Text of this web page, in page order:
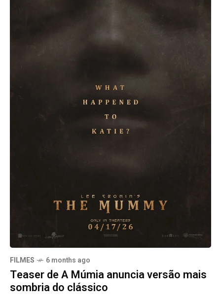
FILMES 6 months ago
Teaser de A Múmia anuncia versão mais
sombria do clássico